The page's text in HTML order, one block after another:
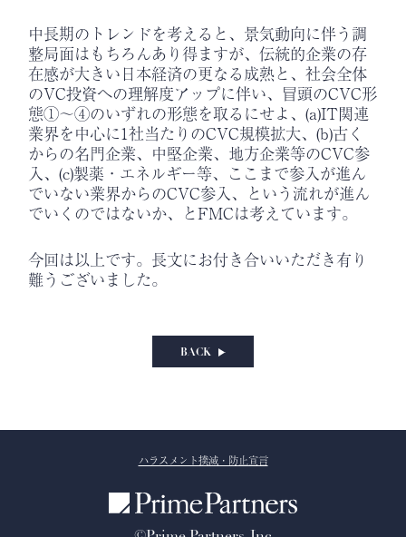
中長期のトレンドを考えると、景気動向に伴う調
整局面はもちろんあり得ますが、伝統的企業の存
在感が大きい日本経済の更なる成熟と、社会全体
のVC投資への理解度アップに伴い、冒頭のCVC形
態①～④のいずれの形態を取るにせよ、(a)IT関連
業界を中心に1社当たりのCVC規模拡大、(b)古く
からの名門企業、中堅企業、地方企業等のCVC参
入、(c)製薬・エネルギー等、ここまで参入が進ん
でいない業界からのCVC参入、という流れが進ん
でいくのではないか、とFMCは考えています。
今回は以上です。長文にお付き合いいただき有り
難うございました。
BACK
ハラスメント撲滅・防止宣言